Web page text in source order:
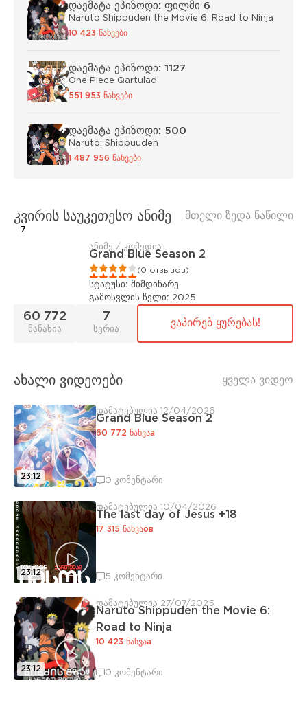
დაემატა ეპიზოდი: ფილმი 6
Naruto Shippuden the Movie 6: Road to Ninja
10 423 ნახვები
დაემატა ეპიზოდი: 1127
One Piece Qartulad
551 953 ნახვები
დაემატა ეპიზოდი: 500
Naruto: Shippuuden
1 487 956 ნახვები
კვირის საუკეთესო ანიმე მთელი ზედა ნაწილი
7
ანიმე / კომედია
Grand Blue Season 2
(0 отзывов)
სტატუსი: მიმდინარე
გამოსვლის წელი: 2025
60 772
ნანახია
7
სერია
ვაპირებ ყურებას!
ახალი ვიდეოები ყველა ვიდეო
23:12
დამატებულია 12/04/2026
Grand Blue Season 2
60 772 ნახვაа
0 კომენტარი
23:12
დამატებულია 10/04/2026
The last day of Jesus +18
17 315 ნახვაов
5 კომენტარი
23:12
დამატებულია 27/07/2025
Naruto Shippuden the Movie 6:
Road to Ninja
10 423 ნახვაа
0 კომენტარი